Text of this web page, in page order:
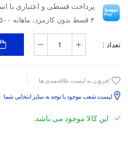
پرداخت قسطی و اعتباری با
۴ قسط بدون کارمزد، ماهانه ۲٬۰۹۲٬۵۰۰ تومان
تعداد :
افزودن به لیست علاقه‌مندی ها
لیست شعب موجود با توجه به سایز انتخابی شما
این کالا موجود می باشد.